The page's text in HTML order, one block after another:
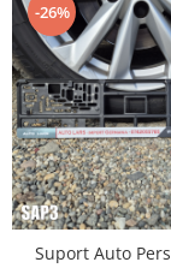
-26%
Suport Auto